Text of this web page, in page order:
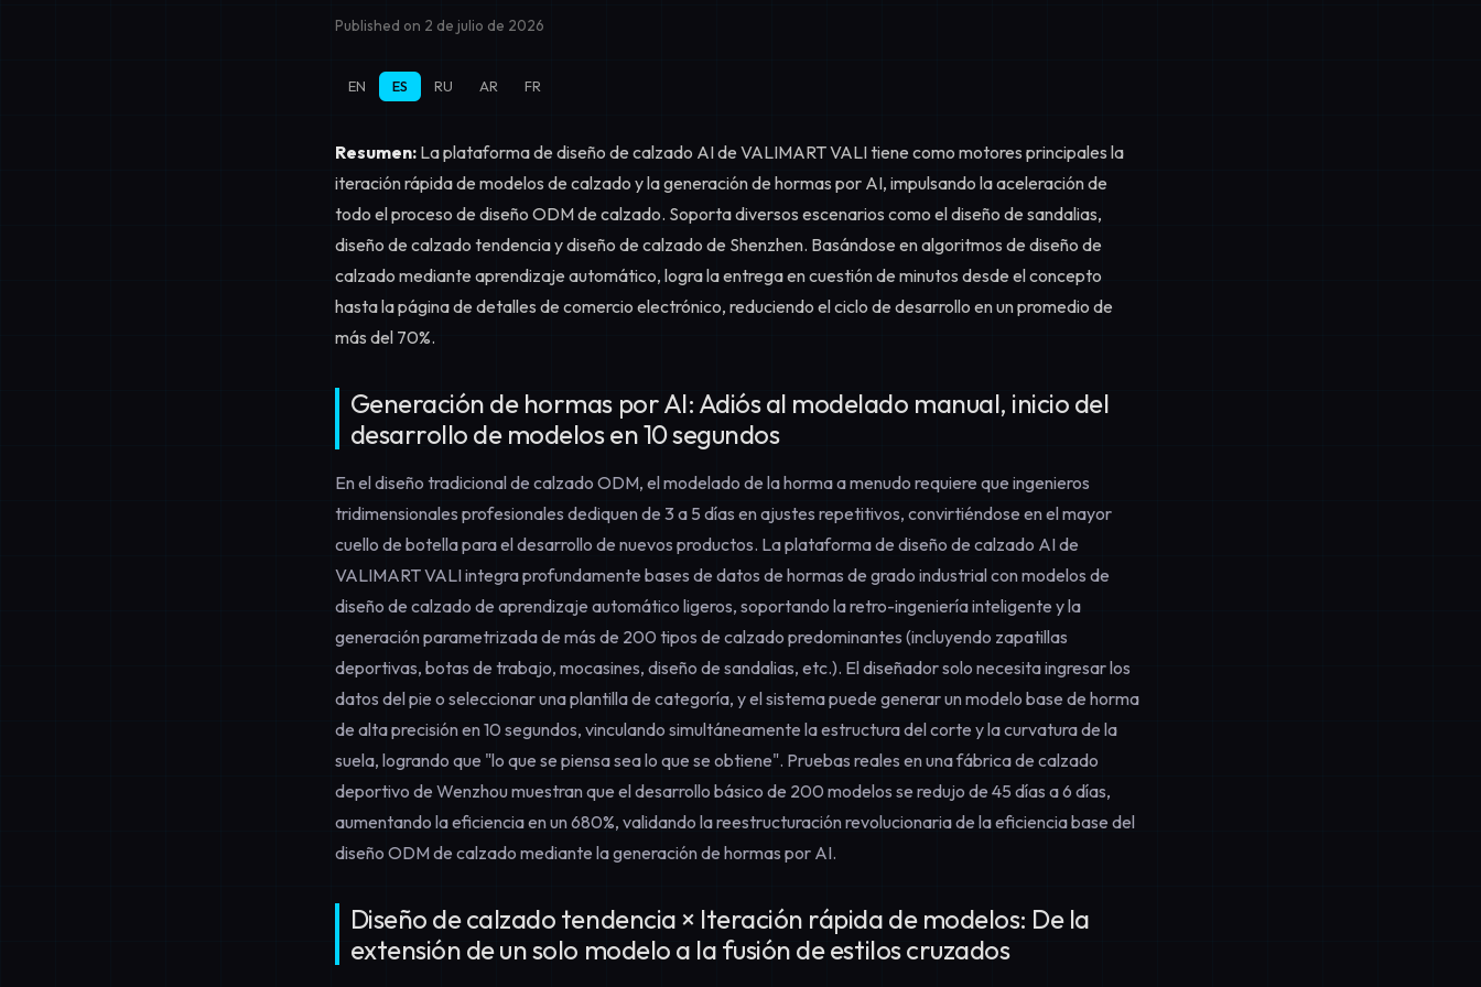
Published on 2 de julio de 2026
EN ES RU AR FR
Resumen: La plataforma de diseño de calzado AI de VALIMART VALI tiene como motores principales la
iteración rápida de modelos de calzado y lageneración de hormas por AI, impulsando la aceleración de
todo el proceso de diseño ODM de calzado. Soporta diversos escenarios como el diseño de sandalias,
diseño de calzado tendencia y diseño de calzado de Shenzhen. Basándose en algoritmos de diseño de
calzado mediante aprendizaje automático, logra la entrega en cuestión de minutos desde el concepto
hasta la página de detalles de comercio electrónico, reduciendo el ciclo de desarrollo en un promedio de
más del 70%.
Generación de hormas por AI: Adiós al modelado manual, inicio del
desarrollo de modelos en 10 segundos
En el diseño tradicional de calzado ODM, el modelado de la horma a menudo requiere que ingenieros
tridimensionales profesionales dediquen de 3 a 5 días en ajustes repetitivos, convirtiéndose en el mayor
cuello de botella para el desarrollo de nuevos productos. La plataforma de diseño de calzado AI de
VALIMART VALI integra profundamente bases de datos de hormas de grado industrial con modelos de
diseño de calzado de aprendizaje automático ligeros, soportando la retro-ingeniería inteligente y la
generación parametrizada de más de 200 tipos de calzado predominantes (incluyendo zapatillas
deportivas, botas de trabajo, mocasines, diseño de sandalias, etc.). El diseñador solo necesita ingresar los
datos del pie o seleccionar una plantilla de categoría, y el sistema puede generar un modelo base de horma
de alta precisión en 10 segundos, vinculando simultáneamente la estructura del corte y la curvatura de la
suela, logrando que "lo que se piensa sea lo que se obtiene". Pruebas reales en una fábrica de calzado
deportivo de Wenzhou muestran que el desarrollo básico de 200 modelos se redujo de 45 días a 6 días,
aumentando la eficiencia en un 680%, validando la reestructuración revolucionaria de la eficiencia base del
diseño ODM de calzado mediante lageneración de hormas por AI.
Diseño de calzado tendencia × Iteración rápida de modelos: De la
extensión de un solo modelo a la fusión de estilos cruzados